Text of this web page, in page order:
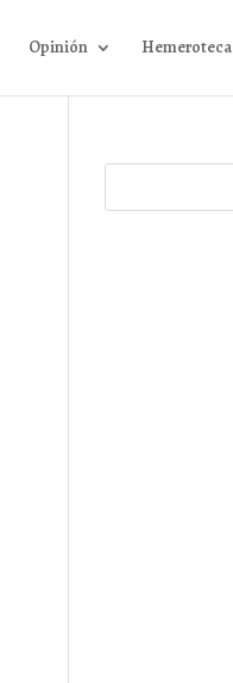
Opinión Hemeroteca